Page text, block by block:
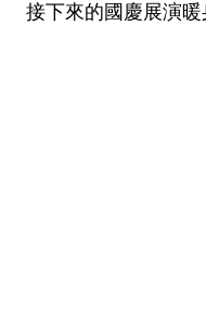
接下來的國慶展演暖